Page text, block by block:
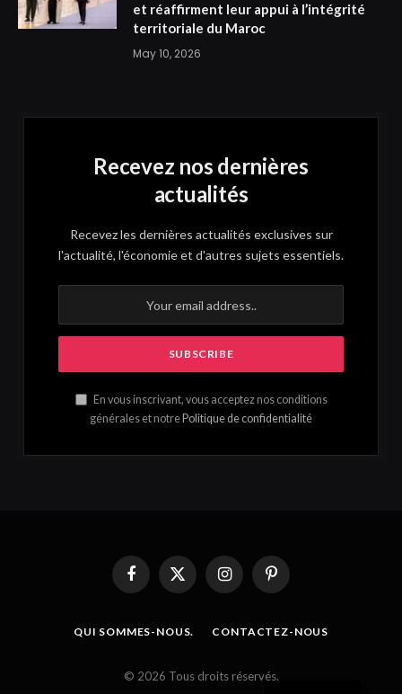
et réaffirment leur appui à l’intégrité
territoriale du Maroc
May 10, 2026
Recevez nos dernières
actualités
Recevez les dernières actualités exclusives sur
l'actualité, l'économie et d'autres sujets essentiels.
En vous inscrivant, vous acceptez nos conditions
générales et notre Politique de confidentialité
FacebookX
InstagramPinterest
QUI SOMMES-NOUS. CONTACTEZ-NOUS
© 2026 Tous droits réservés.